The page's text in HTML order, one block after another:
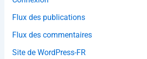
Flux des publications
Flux des commentaires
Site de WordPress-FR